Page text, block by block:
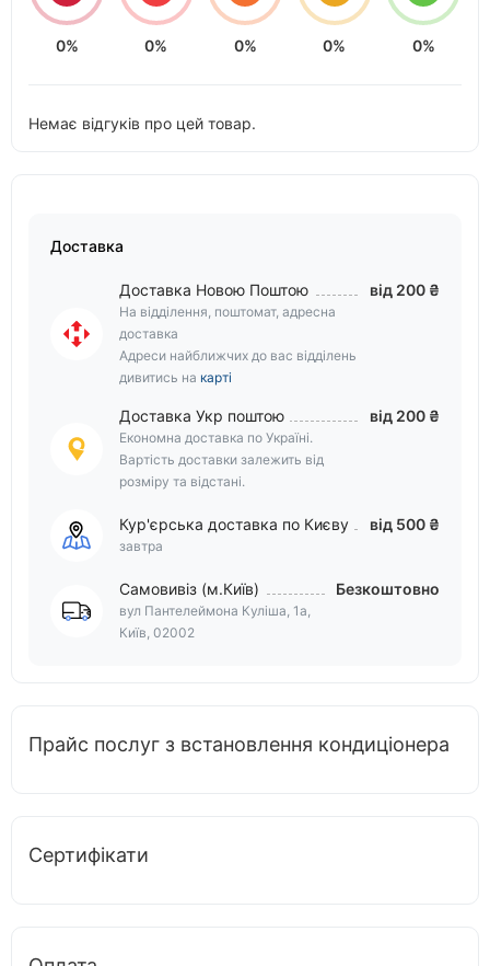
0% 0% 0% 0% 0%
Немає відгуків про цей товар.
Доставка
Доставка Новою Поштою
На відділення, поштомат, адресна
доставка
Адреси найближчих до вас відділень
дивитись на карті
від 200 ₴
Доставка Укр поштою
Економна доставка по Україні.
Вартість доставки залежить від
розміру та відстані.
від 200 ₴
Кур'єрська доставка по Києву
завтра
від 500 ₴
Самовивіз (м.Київ)
вул Пантелеймона Куліша, 1а,
Київ, 02002
Безкоштовно
Прайс послуг з встановлення кондиціонера
Сертифікати